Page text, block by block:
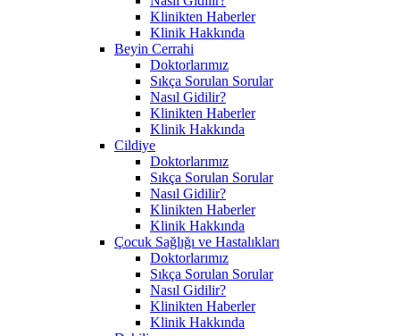
Klinikten Haberler
Klinik Hakkında
Beyin Cerrahi
Doktorlarımız
Sıkça Sorulan Sorular
Nasıl Gidilir?
Klinikten Haberler
Klinik Hakkında
Cildiye
Doktorlarımız
Sıkça Sorulan Sorular
Nasıl Gidilir?
Klinikten Haberler
Klinik Hakkında
Çocuk Sağlığı ve Hastalıkları
Doktorlarımız
Sıkça Sorulan Sorular
Nasıl Gidilir?
Klinikten Haberler
Klinik Hakkında